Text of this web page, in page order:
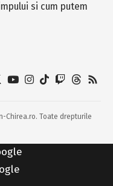
si cum putem
Chirea.ro. Toate drepturile